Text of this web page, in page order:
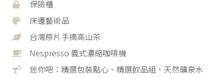
保險櫃
床邊藝術品
台灣原片手摘高山茶
Nespresso 義式濃縮咖啡機
迷你吧：精選包裝點心、精選飲品組、天然礦泉水